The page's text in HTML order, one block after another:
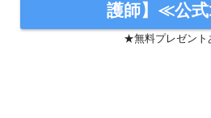
護師】≪公
★無料プレゼン